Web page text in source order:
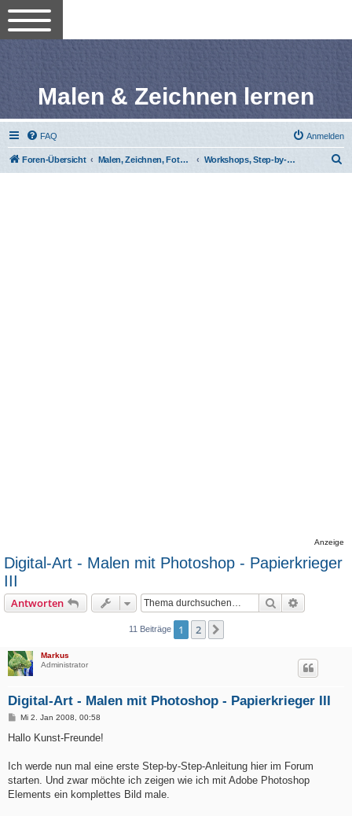
Malen & Zeichnen lernen
FAQ Anmelden
Foren-Übersicht Malen, Zeichnen, Fotografieren lernen Workshops, Step-by-Step-Anleitungen
Anzeige
Digital-Art - Malen mit Photoshop - Papierkrieger
III
Antworten Suche
11 Beiträge 1 2
Markus
Administrator
Digital-Art - Malen mit Photoshop - Papierkrieger III
B
i
a
Mi 2. Jan 2008, 00:58
Hallo Kunst-Freunde!
Ich werde nun mal eine erste Step-by-Step-Anleitung hier im Forum
starten. Und zwar möchte ich zeigen wie ich mit Adobe Photoshop
Elements ein komplettes Bild male.